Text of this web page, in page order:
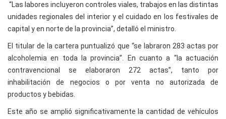
“Las labores incluyeron controles viales, trabajos en las distintas
unidades regionales del interior y el cuidado en los festivales de
capital y en norte de la provincia”, detalló el ministro.
El titular de la cartera puntualizó que “se labraron 283 actas por
alcoholemia en toda la provincia”. En cuanto a “la actuación
contravencional se elaboraron 272 actas”, tanto por
inhabilitación de negocios o por venta no autorizada de
productos y bebidas.
Este año se amplió significativamente la cantidad de vehículos